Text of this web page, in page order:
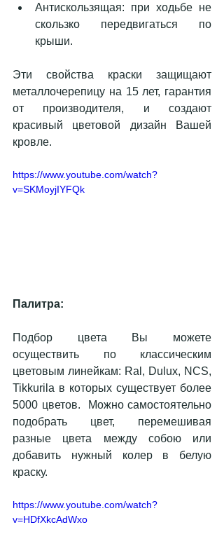
Антискользящая: при ходьбе не
скользко передвигаться по
крыши.
Эти свойства краски защищают
металлочерепицу на 15 лет, гарантия
от производителя, и создают
красивый цветовой дизайн Вашей
кровле.
https://www.youtube.com/watch?
v=SKMoyjIYFQk
Палитра:
Подбор цвета Вы можете
осуществить по классическим
цветовым линейкам: Ral, Dulux, NCS,
Tikkurila в которых существует более
5000 цветов.  Можно самостоятельно
подобрать цвет, перемешивая
разные цвета между собою или
добавить нужный колер в белую
краску.
https://www.youtube.com/watch?
v=HDfXkcAdWxo